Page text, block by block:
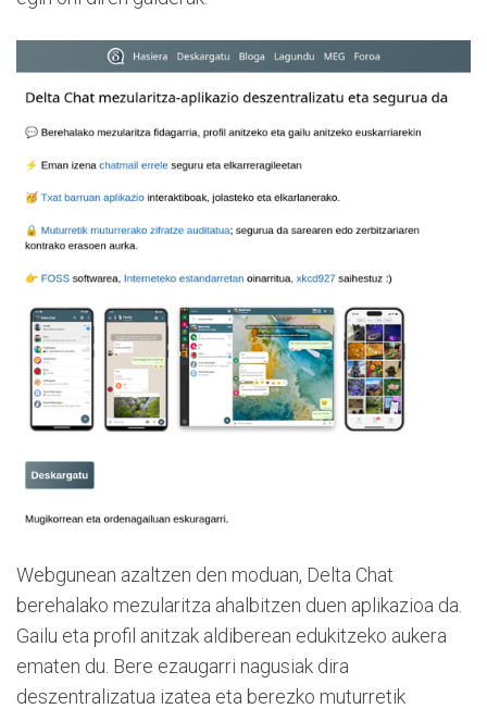
Webgunean azaltzen den moduan, Delta Chat
berehalako mezularitza ahalbitzen duen aplikazioa da.
Gailu eta profil anitzak aldiberean edukitzeko aukera
ematen du. Bere ezaugarri nagusiak dira
deszentralizatua izatea eta berezko muturretik